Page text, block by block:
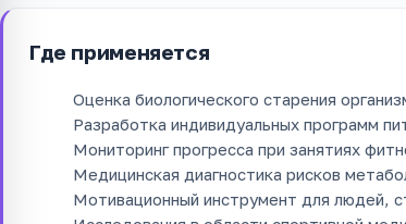
Где применяется
Оценка биологического старения
Разработка индивидуальных программ
Мониторинг прогресса при занятиях
Медицинская диагностика рисков
Мотивационный инструмент для людей,